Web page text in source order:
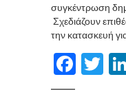
συγκέντρωση
Σχεδιάζουν
την κατασκευή